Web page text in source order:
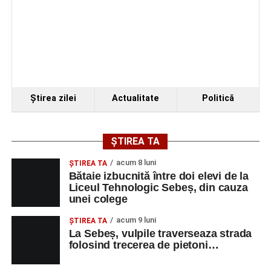
Ştirea zilei Actualitate Politică
ȘTIREA TA
ŞTIREA TA acum 8 luni
Bătaie izbucnită între doi elevi de la
Liceul Tehnologic Sebeș, din cauza
unei colege
ŞTIREA TA acum 9 luni
La Sebeș, vulpile traverseaza strada
folosind trecerea de pietoni…